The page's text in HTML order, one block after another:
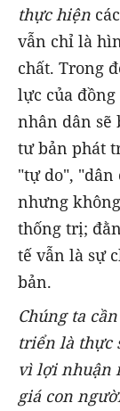
thực hiện
vẫn chỉ là
chất. Trong
lực của
nhân dân sẽ
tư bản phát
"tự do", "dân
nhưng
thống trị;
tế vẫn là sự
bản.
Chúng ta
triển là thực
vì lợi nhuận
giá con